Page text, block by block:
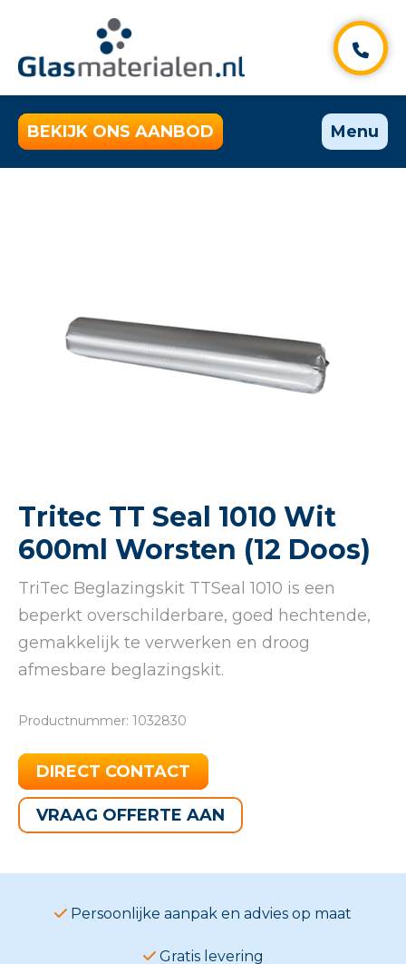
BEKIJK ONS AANBOD Menu
Tritec TT Seal 1010 Wit
600ml Worsten (12 Doos)
TriTec Beglazingskit TTSeal 1010 is een
beperkt overschilderbare, goed hechtende,
gemakkelijk te verwerken en droog
afmesbare beglazingskit.
Productnummer: 1032830
DIRECT CONTACT
VRAAG OFFERTE AAN
Persoonlijke aanpak en advies op maat
Gratis levering